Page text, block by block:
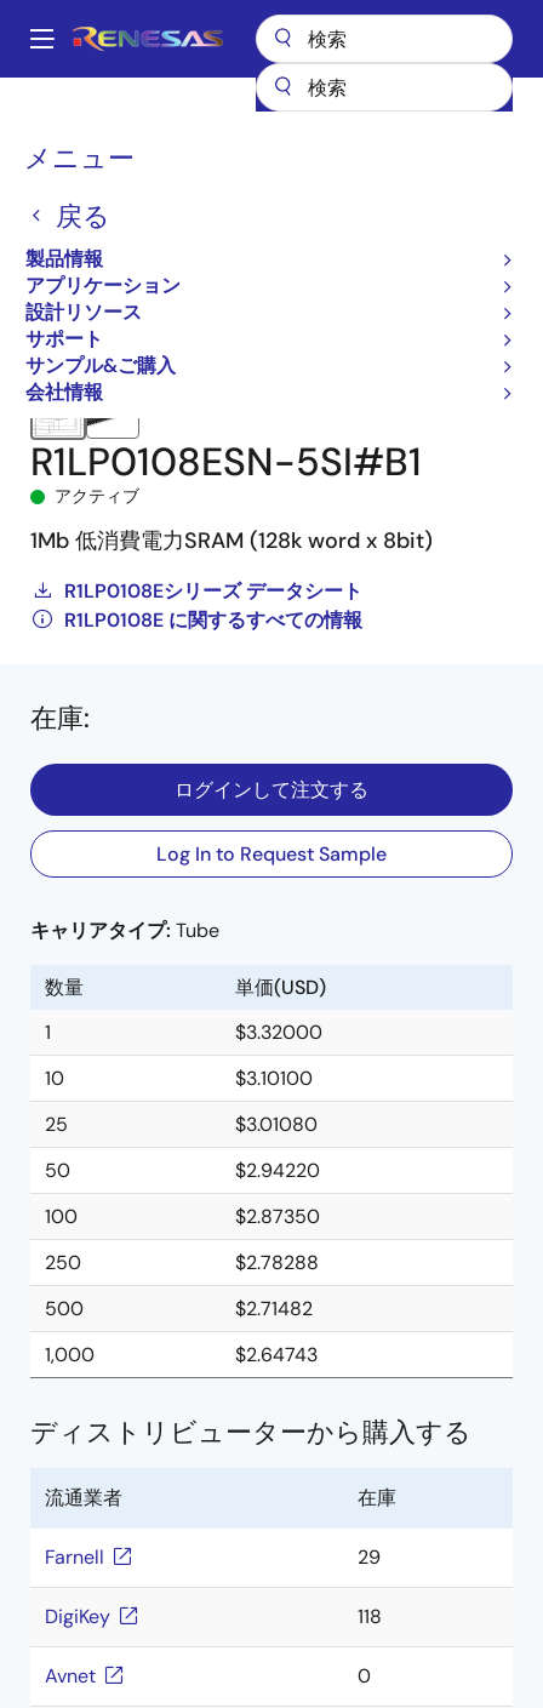
ン
Main
メニュー
戻る
製品情報
アプリケーション
設計リソース
サポート
サンプル&ご購入
会社情報
パ
く
ず
SRAM
低消費電力SRAM
R1LP0108ESN-5SI#B1
アクティブ
1Mb 低消費電力SRAM (128k word x 8bit)
R1LP0108Eシリーズ データシート
R1LP0108E に関するすべての情報
在庫:
ログインして注文する
Log In to Request Sample
キャリアタイプ: Tube
数量
単価(USD)
1
$3.32000
10
$3.10100
25
$3.01080
50
$2.94220
100
$2.87350
250
$2.78288
500
$2.71482
1,000
$2.64743
ディストリビューターから購入する
流通業者 在庫
Farnell 29
DigiKey 118
Avnet 0